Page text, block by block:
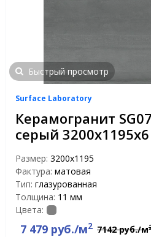
Быстрый просмотр
Surface Laboratory
Керамогранит
серый 3200х1195х6
Размер: 3200x1195
Фактура: матовая
Тип: глазурованная
Толщина: 11 мм
Цвета:
7 479 руб./м2 7142 руб./м